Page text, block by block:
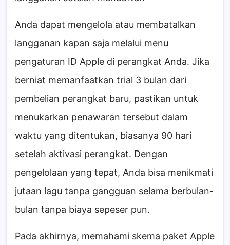
Anda dapat mengelola atau membatalkan
langganan kapan saja melalui menu
pengaturan ID Apple di perangkat Anda. Jika
berniat memanfaatkan trial 3 bulan dari
pembelian perangkat baru, pastikan untuk
menukarkan penawaran tersebut dalam
waktu yang ditentukan, biasanya 90 hari
setelah aktivasi perangkat. Dengan
pengelolaan yang tepat, Anda bisa menikmati
jutaan lagu tanpa gangguan selama berbulan-
bulan tanpa biaya sepeser pun.
Pada akhirnya, memahami skema paket Apple